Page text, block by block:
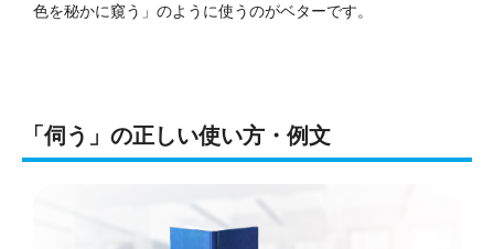
色を秘かに窺う」のように使うのがベターです。
「伺う」の正しい使い方・例文